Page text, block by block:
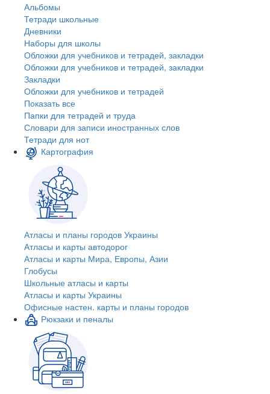
Альбомы
Тетради школьные
Дневники
Наборы для школы
Обложки для учебников и тетрадей, закладки
Обложки для учебников и тетрадей, закладки
Закладки
Обложки для учебников и тетрадей
Показать все
Папки для тетрадей и труда
Словари для записи иностранных слов
Тетради для нот
Картография
Атласы и планы городов Украины
Атласы и карты автодорог
Атласы и карты Мира, Европы, Азии
Глобусы
Школьные атласы и карты
Атласы и карты Украины
Офисные настен. карты и планы городов
Рюкзаки и пеналы